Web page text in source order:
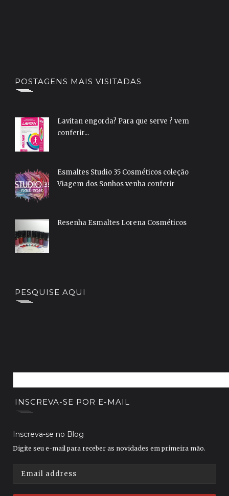
POSTAGENS MAIS VISITADAS
Lavitan engorda? Para que serve ? vem
conferir...
Esmaltes Studio 35 Cosméticos coleção
Viagem dos Sonhos venha conferir
Resenha Esmaltes Lorena Cosméticos
PESQUISE AQUI
INSCREVA-SE POR E-MAIL
Inscreva-se no Blog
Digite seu e-mail para receber as novidades em primeira mão.